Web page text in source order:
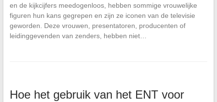
en de kijkcijfers meedogenloos, hebben sommige vrouwelijke
figuren hun kans gegrepen en zijn ze iconen van de televisie
geworden. Deze vrouwen, presentatoren, producenten of
leidinggevenden van zenders, hebben niet…
Hoe het gebruik van het ENT voor